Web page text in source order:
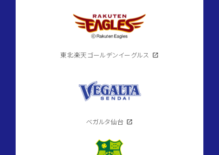
東北楽天ゴールデンイーグルス open_in_new
ベガルタ仙台 open_in_new